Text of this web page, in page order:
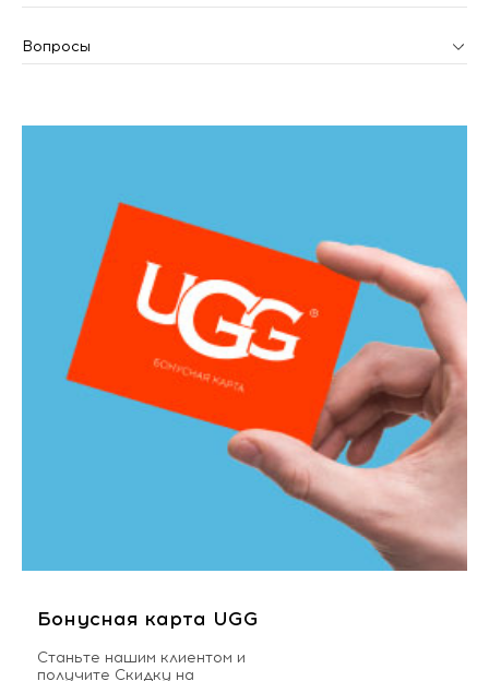
Вопросы
Бонусная карта UGG
Станьте нашим клиентом и
получите Скидку на